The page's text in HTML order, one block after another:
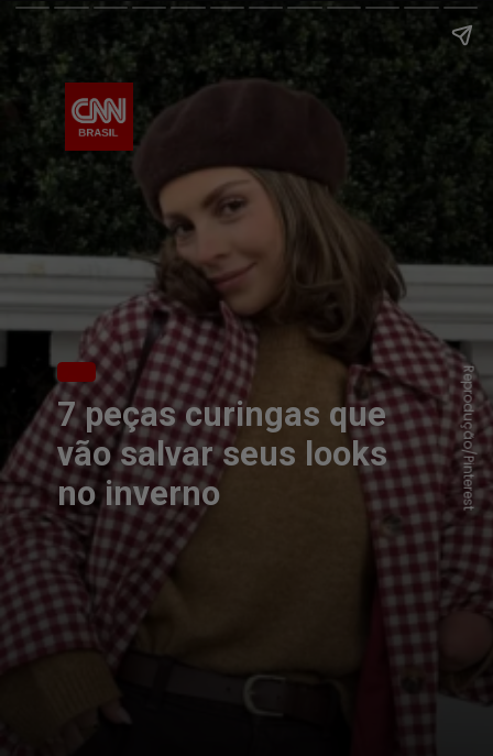
7 peças curingas que
vão salvar seus looks
no inverno
Reprodução/Pinterest